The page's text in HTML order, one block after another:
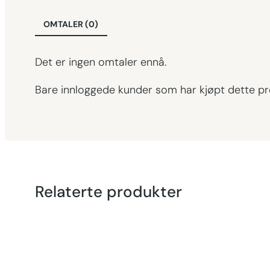
OMTALER (0)
Det er ingen omtaler ennå.
Bare innloggede kunder som har kjøpt dette
Relaterte produkter